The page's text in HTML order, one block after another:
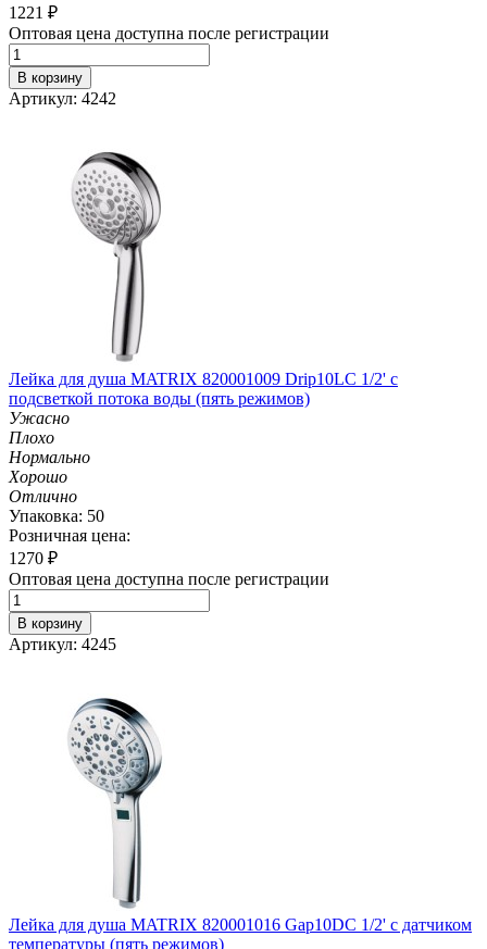
1221 ₽
Оптовая цена доступна после регистрации
В корзину
Артикул: 4242
Лейка для душа MATRIX 820001009 Drip10LC 1/2' с
подсветкой потока воды (пять режимов)
Ужасно
Плохо
Нормально
Хорошо
Отлично
Упаковка: 50
Розничная цена:
1270 ₽
Оптовая цена доступна после регистрации
В корзину
Артикул: 4245
Лейка для душа MATRIX 820001016 Gap10DC 1/2' с датчиком
температуры (пять режимов)